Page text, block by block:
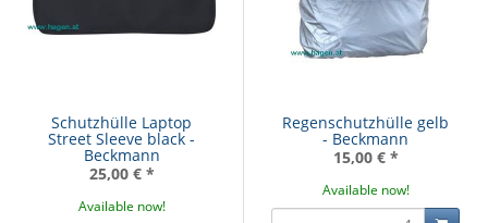
Schutzhülle Laptop
Street Sleeve black -
Beckmann
25,00 € *
Available now!
Regenschutzhülle gelb
- Beckmann
15,00 € *
Available now!